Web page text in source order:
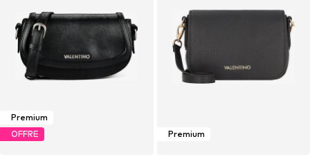
Premium
OFFRE
Premium